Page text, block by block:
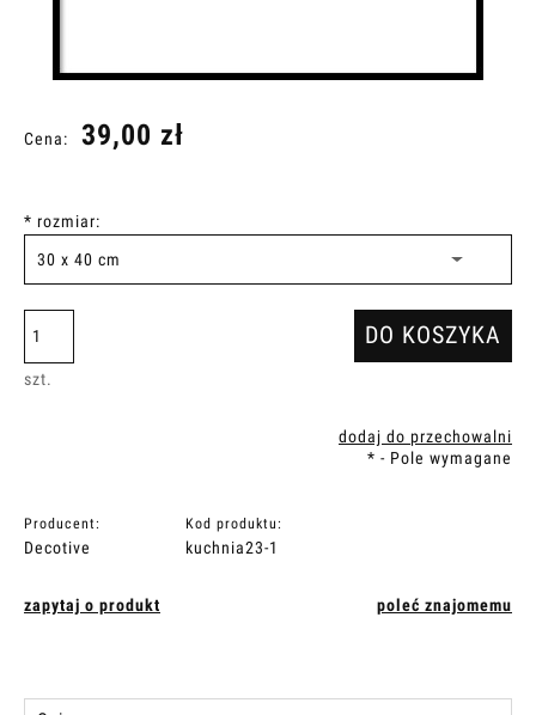
Cena: 39,00 zł
* rozmiar:
szt.
DO KOSZYKA
dodaj do przechowalni
* - Pole wymagane
Producent:
Decotive
Kod produktu:
kuchnia23-1
zapytaj o produkt poleć znajomemu